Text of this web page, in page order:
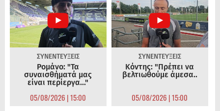
ΣΥΝΕΝΤΕΥΞΕΙΣ
Ρομάνο: "Τα
συναισθήματά μας
είναι περίεργα..."
05/08/2026 | 15:00
ΣΥΝΕΝΤΕΥΞΕΙΣ
Κόντης: "Πρέπει να
βελτιωθούμε άμεσα..
05/08/2026 | 15:00